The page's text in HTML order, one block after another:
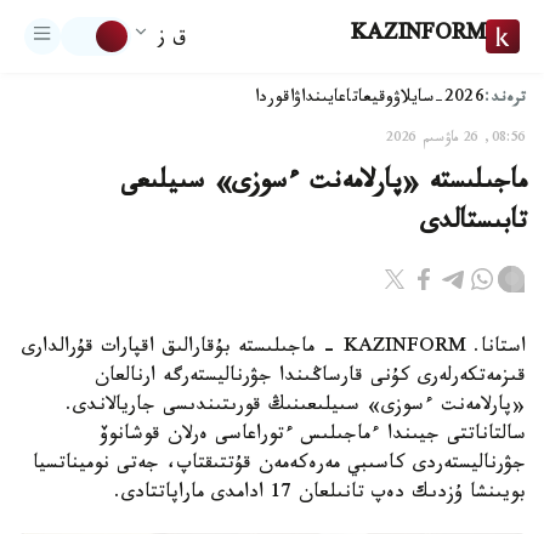
KAZINFORM ق ز
ترەند:2026-سايلاۋ وقيعاتاعايىنداۋاقوردا
08:56, 26 ماۋسىم 2026
ماجىلىستە «پارلامەنت ءسوزى» سىيلىعى
تابىستالدى
استانا. KAZINFORM - ماجىلىستە بۇقارالىق اقپارات قۇرالدارى
قىزمەتكەرلەرى كۇنى قارساڭىندا جۋرناليستەرگە ارنالعان
«پارلامەنت ءسوزى» سىيلىعىنىڭ قورىتىندىسى جاريالاندى.
سالتاناتتى جيىندا ءماجىلىس ءتوراعاسى ەرلان قوشانوۆ
جۋرناليستەردى كاسىبي مەرەكەمەن قۇتتىقتاپ، جەتى نوميناتسيا
بويىنشا ۇزدىك دەپ تانىلعان 17 ادامدى ماراپاتتادى.